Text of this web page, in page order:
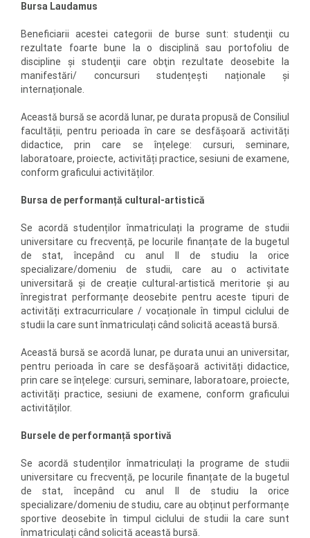
Bursa Laudamus
Beneficiarii acestei categorii de burse sunt: studenţii cu
rezultate foarte bune la o disciplină sau portofoliu de
discipline şi studenţii care obţin rezultate deosebite la
manifestări/ concursuri studențești naționale și
internaționale.
Această bursă se acordă lunar, pe durata propusă de Consiliul
facultății, pentru perioada în care se desfășoară activități
didactice, prin care se înțelege: cursuri, seminare,
laboratoare, proiecte, activități practice, sesiuni de examene,
conform graficului activităților.
Bursa de performanță cultural-artistică
Se acordă studenților înmatriculați la programe de studii
universitare cu frecvență, pe locurile finanțate de la bugetul
de stat, începând cu anul II de studiu la orice
specializare/domeniu de studii, care au o activitate
universitară și de creație cultural-artistică meritorie și au
înregistrat performanțe deosebite pentru aceste tipuri de
activități extracurriculare / vocaționale în timpul ciclului de
studii la care sunt înmatriculați când solicită această bursă.
Această bursă se acordă lunar, pe durata unui an universitar,
pentru perioada în care se desfășoară activități didactice,
prin care se înțelege: cursuri, seminare, laboratoare, proiecte,
activități practice, sesiuni de examene, conform graficului
activităților.
Bursele de performanță sportivă
Se acordă studenților înmatriculați la programe de studii
universitare cu frecvență, pe locurile finanțate de la bugetul
de stat, începând cu anul II de studiu la orice
specializare/domeniu de studiu, care au obținut performanțe
sportive deosebite în timpul ciclului de studii la care sunt
înmatriculați când solicită această bursă.